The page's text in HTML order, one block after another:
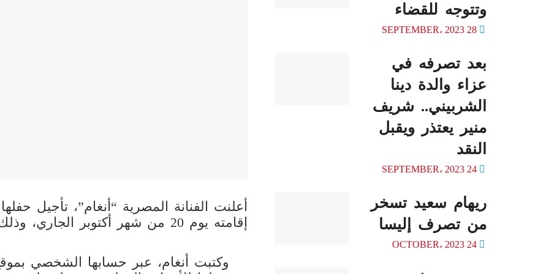
أعلنت الفنانة المصرية “أنغام”، تأجيل
إقامته يوم 20 من شهر أكتوبر الجاري، وذلك تضامنًا مع الشعب الفلسطيني.
وكتبت أنغام، عبر حسابها الشخصي
وتتوجه للقضاء
بعد تصرفه في
عزاء والدة دينا
الشربيني.. شريف
منير يعتذر ويقبل
النقد
ريهام سعيد تسخر
من تصرف إليسا